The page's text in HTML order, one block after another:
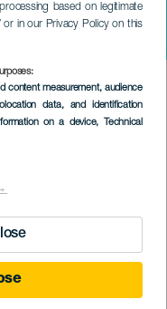
based on legitimate
or in our Privacy Policy on this
content measurement, audience
data, and identification
on a device, Technical
Suu